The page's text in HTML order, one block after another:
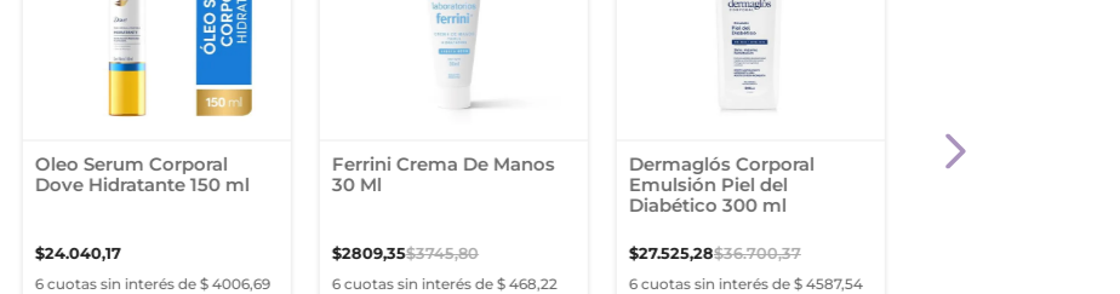
Oleo Serum Corporal
Dove Hidratante 150 ml
$24.040,17
6 cuotas sin interés de $ 4006,69
Ferrini Crema De Manos
30 Ml
$2809,35$3745,80
6 cuotas sin interés de $ 468,22
Dermaglós Corporal
Emulsión Piel del
Diabético 300 ml
$27.525,28$36.700,37
6 cuotas sin interés de $ 4587,54
Sérum Corporal